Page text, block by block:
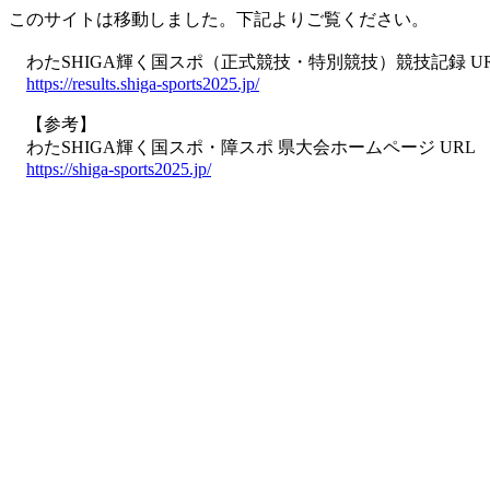
このサイトは移動しました。下記よりご覧ください。
わたSHIGA輝く国スポ（正式競技・特別競技）競技記録
https://results.shiga-sports2025.jp/
【参考】
わたSHIGA輝く国スポ・障スポ 県大会ホームページ URL
https://shiga-sports2025.jp/